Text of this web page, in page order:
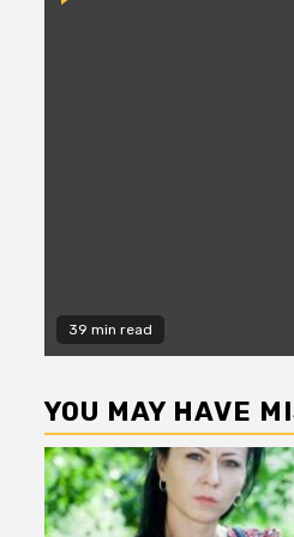
39 min read
YOU MAY HAVE